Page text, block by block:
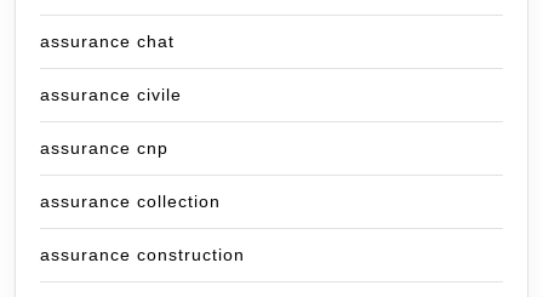
assurance chat
assurance civile
assurance cnp
assurance collection
assurance construction